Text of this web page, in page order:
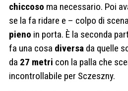
chiccoso ma necessario. Poi
se la fa ridare e – colpo di
pieno in porta. È la seconda
fa una cosa diversa da quelle
da 27 metri con la palla che
incontrollabile per Sczeszny.